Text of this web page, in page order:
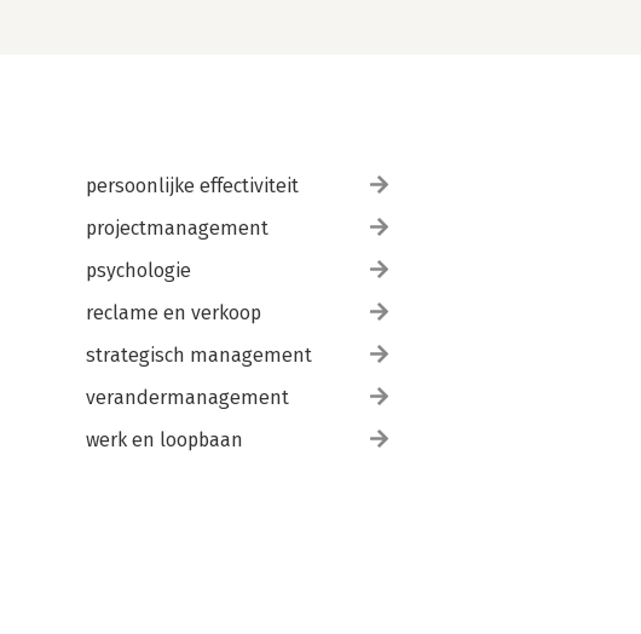
persoonlijke effectiviteit
projectmanagement
psychologie
reclame en verkoop
strategisch management
verandermanagement
werk en loopbaan